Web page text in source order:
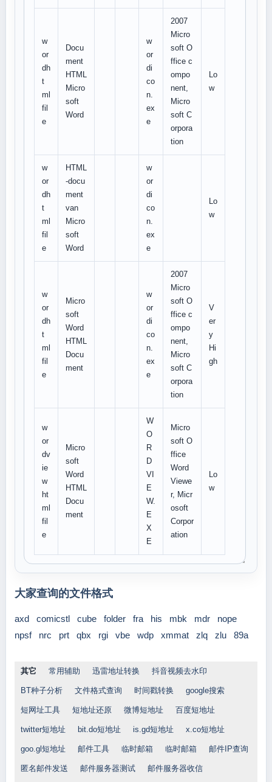
w
or
dh
t
ml
fil
e
Docu
ment
HTML
Micro
soft
Word
w
or
di
co
n.
ex
e
2007
Micro
soft O
ffice c
ompo
nent,
Micro
soft C
orpora
tion
Lo
w
w
or
dh
t
ml
fil
e
HTML
-docu
ment
van
Micro
soft
Word
w
or
di
co
n.
ex
e
Lo
w
w
or
dh
t
ml
fil
e
Micro
soft
Word
HTML
Docu
ment
w
or
di
co
n.
ex
e
2007
Micro
soft O
ffice c
ompo
nent,
Micro
soft C
orpora
tion
V
er
y
Hi
gh
w
or
dv
ie
w
ht
ml
fil
e
Micro
soft
Word
HTML
Docu
ment
W
O
R
D
VI
E
W.
E
X
E
Micro
soft O
ffice
Word
Viewe
r, Micr
osoft
Corpor
ation
Lo
w
大家查询的文件格式
axd comicstl cube folder fra his mbk mdr
nope
npsf
nrc prt qbx rgi vbe wdp xmmat zlq zlu 89a
其它 常用辅助 迅雷地址转换 抖音视频去水印
BT种子分析 文件格式查询 时间戳转换 google搜索
短网址工具 短地址还原 微博短地址 百度短地址
twitter短地址 bit.do短地址 is.gd短地址 x.co短地址
goo.gl短地址 邮件工具 临时邮箱 临时邮箱 邮件IP查询
匿名邮件发送 邮件服务器测试 邮件服务器收信